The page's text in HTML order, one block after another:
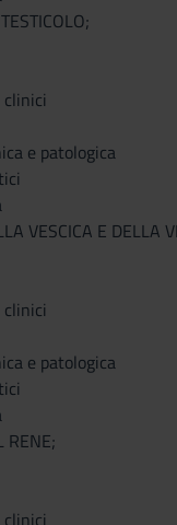
e patologica
VESCICA E DELLA
e patologica
RENE;